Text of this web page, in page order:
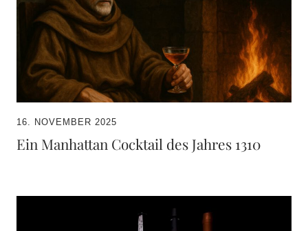
16. NOVEMBER 2025
Ein Manhattan Cocktail des Jahres 1310